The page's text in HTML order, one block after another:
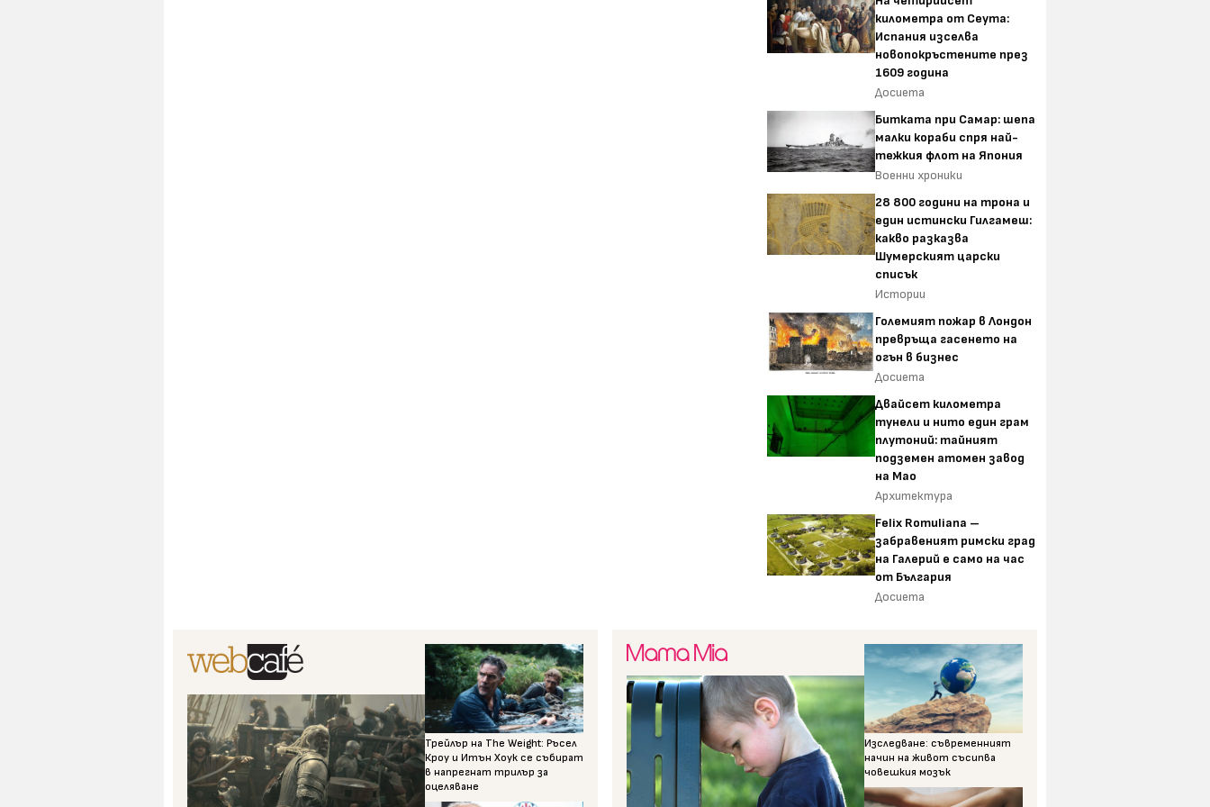
километра от Сеута:
Испания изселва
новопокръстените през
1609 година
Досиета
Битката при Самар: шепа
малки кораби спря най-
тежкия флот на Япония
Военни хроники
28 800 години на трона и
един истински Гилгамеш:
какво разказва
Шумерският царски
списък
Истории
Големият пожар в Лондон
превръща гасенето на
огън в бизнес
Досиета
Двайсет километра
тунели и нито един грам
плутоний: тайният
подземен атомен завод
на Мао
Архитектура
Felix Romuliana –
забравеният римски град
на Галерий е само на час
от България
Досиета
Трейлър на The Weight: Ръсел
Кроу и Итън Хоук се събират
в напрегнат трилър за
оцеляване
Изследване: съвременният
начин на живот съсипва
човешкия мозък